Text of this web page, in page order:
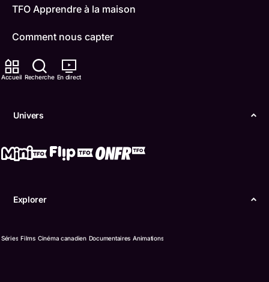
Accueil Recherche En direct
Univers
Explorer
Séries Films Cinéma canadien Documentaires Animations
TFO Apprendre à la maison
Comment nous capter
Contactez-nous
IDÉLLO
Boukili
Accessibilité